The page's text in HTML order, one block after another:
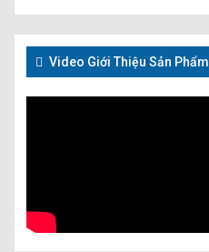
Video Giới Thiệu Sản Phẩm